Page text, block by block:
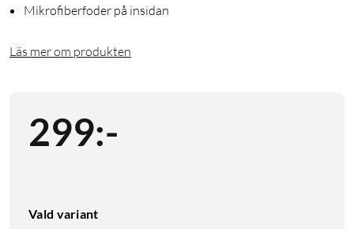
Mikrofiberfoder på insidan
Läs mer om produkten
299:-
Vald variant